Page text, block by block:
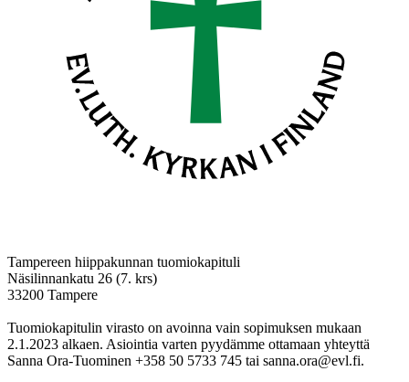
Tampereen hiippakunnan tuomiokapituli
Näsilinnankatu 26 (7. krs)
33200 Tampere
Tuomiokapitulin virasto on avoinna vain sopimuksen mukaan
2.1.2023 alkaen. Asiointia varten pyydämme ottamaan yhteyttä
Sanna Ora-Tuominen +358 50 5733 745 tai sanna.ora@evl.fi.